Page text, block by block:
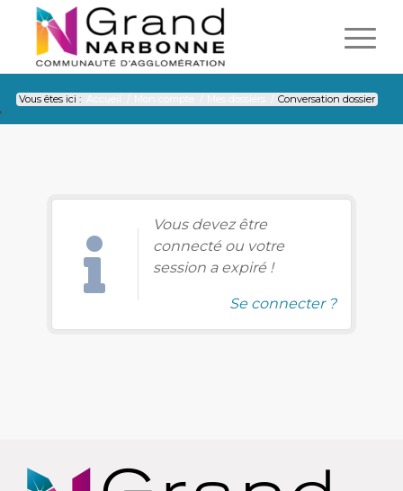
Vous êtes ici : Conversation dossier
Vous devez être
connecté ou votre
session a expiré !
Se connecter ?